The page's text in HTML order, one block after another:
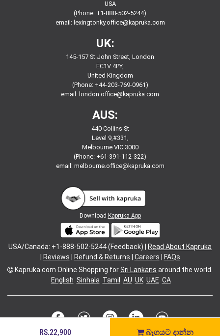
RS.22,900 බෑගයට දාන්න
USA
(Phone: +1-888-502-5244)
email: lexingtonky.office@kapruka.com
UK:
145-157 St John Street, London
EC1V 4PY,
United Kingdom
(Phone: +44-203-769-0961)
email: london.office@kapruka.com
AUS:
440 Collins St
Level 9,#331,
Melbourne VIC 3000
(Phone: +61-391-112-322)
email: melbourne.office@kapruka.com
Download Kapruka App
USA/Canada: +1-888-502-5244 (Feedback) |
Read About Kapruka
Reviews Refund & Returns Careers
FAQs
Kapruka.com Online Shopping forSri Lankans around the world.
English Sinhala Tamil AU UK UAE CA